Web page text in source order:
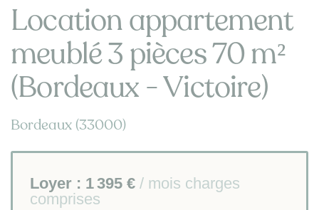
Location appartement
meublé 3 pièces 70 m²
(Bordeaux - Victoire)
Bordeaux (33000)
Loyer : 1 395 € / mois charges
comprises